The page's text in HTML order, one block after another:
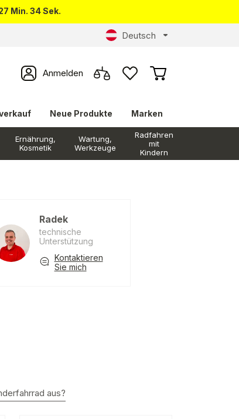
Min. 33 Sek.
Deutsch
Anmelden
Neue Produkte Marken
Ernährung,
Kosmetik
Wartung,
Werkzeuge
Radfahren
mit
Kindern
Radek
technische
Unterstützung
Kontaktieren
Sie mich
aus?